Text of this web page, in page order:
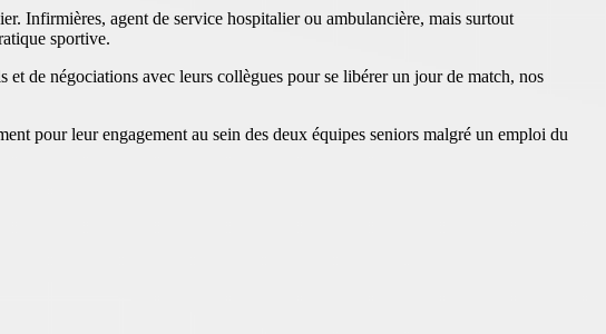
Infirmières, agent de service hospitalier ou ambulancière, mais surtout
sportive.
de négociations avec leurs collègues pour se libérer un jour de match, nos
pour leur engagement au sein des deux équipes seniors malgré un emploi du